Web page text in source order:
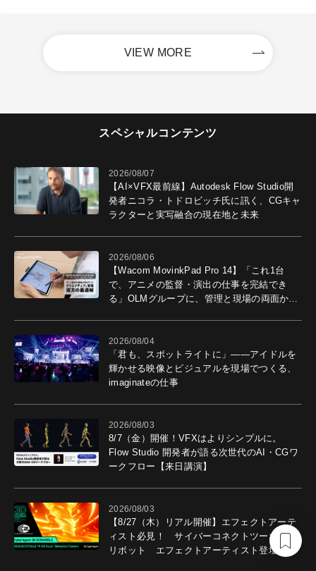
VIEW MORE
スペシャルコンテンツ
2026/08/07
【AI×VFX最前線】Autodesk Flow Studio開
発者ニコラ・トドロビッチ氏に訊く、CGキャ
ラクターと実写融合の現在地と未来
2026/08/06
【Wacom MovinkPad Pro 14】「これ1台
で、アニメの監督・演出の仕事を完結でき
る」OLMグループに、管理と現場の両面から
2026/08/04
「君も、スポットライトに」――アイドルを
輝かせる映像とビジュアルを現場でつくる、
imaginateの仕事
2026/08/03
8/7（金）開催！VFXはよりシンプルに。
Flow Studio 開発者が語る次世代のAI・CGワ
ークフロー【来日講演】
2026/08/03
【8/27（木）リアル開催】エフェクトアーテ
ィスト必見！ サイバーコネクトツー×アプ
リボット エフェクトアーティスト登壇イベ